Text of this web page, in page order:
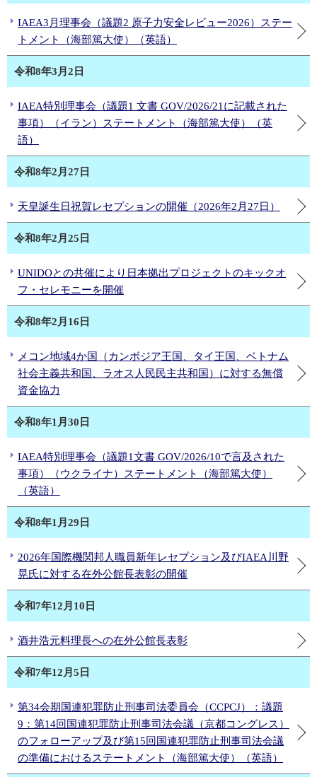
IAEA3月理事会（議題2 原子力安全レビュー2026）ステー
トメント（海部篤大使）（英語）
令和8年3月2日
IAEA特別理事会（議題1 文書 GOV/2026/21に記載された
事項）（イラン）ステートメント（海部篤大使）（英
語）
令和8年2月27日
天皇誕生日祝賀レセプションの開催（2026年2月27日）
令和8年2月25日
UNIDOとの共催により日本拠出プロジェクトのキックオ
フ・セレモニーを開催
令和8年2月16日
メコン地域4か国（カンボジア王国、タイ王国、ベトナム
社会主義共和国、ラオス人民民主共和国）に対する無償
資金協力
令和8年1月30日
IAEA特別理事会（議題1文書 GOV/2026/10で言及された
事項）（ウクライナ）ステートメント（海部篤大使）
（英語）
令和8年1月29日
2026年国際機関邦人職員新年レセプション及びIAEA川野
晃氏に対する在外公館長表彰の開催
令和7年12月10日
酒井浩元料理長への在外公館長表彰
令和7年12月5日
第34会期国連犯罪防止刑事司法委員会（CCPCJ）：議題
9：第14回国連犯罪防止刑事司法会議（京都コングレス）
のフォローアップ及び第15回国連犯罪防止刑事司法会議
の準備におけるステートメント（海部篤大使）（英語）